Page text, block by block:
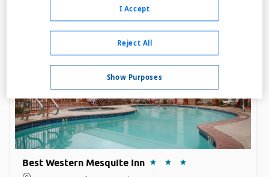
Acceso personas con movilidad reducida
Best Western Mesquite Inn
Show Purposes
Reject All
I Accept